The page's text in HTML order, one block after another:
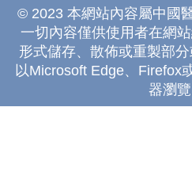
© 2023 本網站內容屬中國
一切內容僅供使用者在網
形式儲存、散佈或重製部
以Microsoft Edge、Firefox
器瀏覽